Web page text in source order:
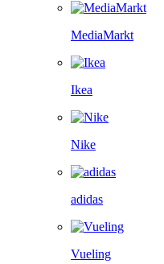
MediaMarkt
Ikea
Nike
adidas
Vueling